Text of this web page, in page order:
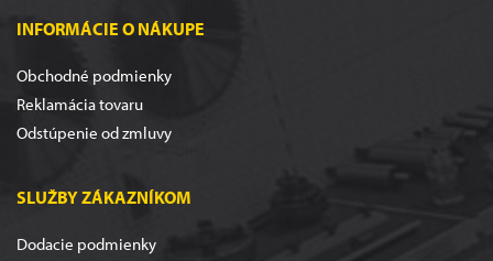
INFORMÁCIE O NÁKUPE
Obchodné podmienky
Reklamácia tovaru
Odstúpenie od zmluvy
SLUŽBY ZÁKAZNÍKOM
Dodacie podmienky